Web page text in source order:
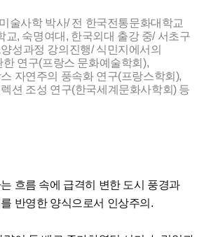
술사학 박사/ 전 한국전통문화대학교
교, 숙명여대, 한국외대 출강 중/ 서초구
성과정 강의진행/ 식민지에서의
한 연구(프랑스 문화예술학회),
자연주의 풍속화 연구(프랑스학회),
션 조성 연구(한국세계문화사학회) 등
흐름 속에 급격히 변한 도시 풍경과
반영한 양식으로서 인상주의.